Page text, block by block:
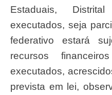
Estaduais,
executados, seja
federativo estará
recursos
executados,
prevista em lei,